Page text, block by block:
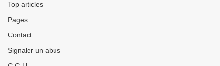
Top articles
Pages
Contact
Signaler un abus